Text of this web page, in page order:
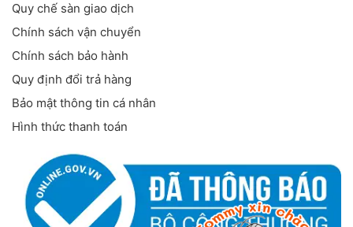
Quy chế sàn giao dịch
Chính sách vận chuyển
Chính sách bảo hành
Quy định đổi trả hàng
Bảo mật thông tin cá nhân
Hình thức thanh toán